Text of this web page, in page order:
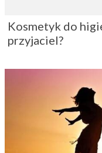
Kosmetyk do
przyjaciel?